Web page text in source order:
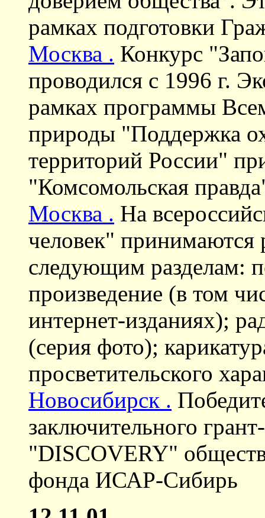
рамках подготовки
Москва . Конкурс
проводился с 1996 г.
рамках программы
природы "Поддержка
территорий России"
"Комсомольская
Москва . На
человек" принимаются
следующим разделам:
произведение (в том
интернет-изданиях);
(серия фото);
просветительского
Новосибирск .
заключительного
"DISCOVERY"
фонда ИСАР-Сибирь